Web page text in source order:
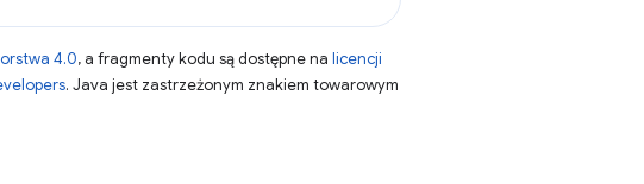
4.0, a fragmenty kodu są dostępne na licencji
. Java jest zastrzeżonym znakiem towarowym